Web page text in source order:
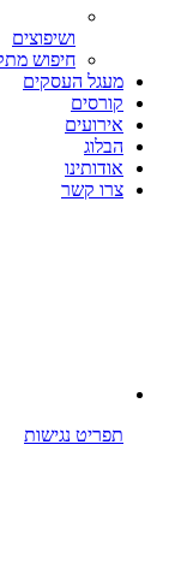
ושיפוצים
חיפוש
מעגל העסקים
קורסים
אירועים
הבלוג
אודותינו
צרו קשר
תפריט נגישות